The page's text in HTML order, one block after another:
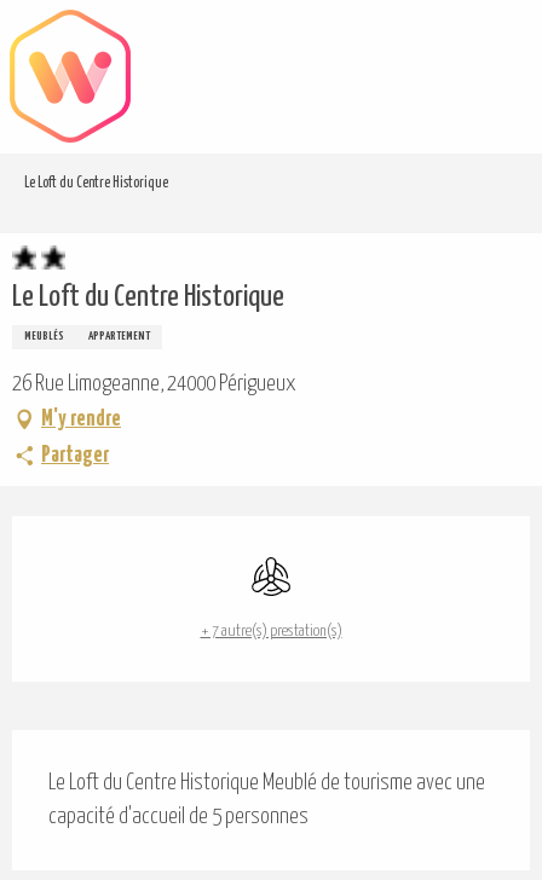
au
contenu
principal
Le Loft du Centre Historique
Le Loft du Centre Historique
MEUBLÉS APPARTEMENT
26 Rue Limogeanne, 24000 Périgueux
M'y rendre
Partager
Air conditionné
+ 7 autre(s) prestation(s)
Le Loft du Centre Historique Meublé de tourisme avec une
capacité d'accueil de 5 personnes